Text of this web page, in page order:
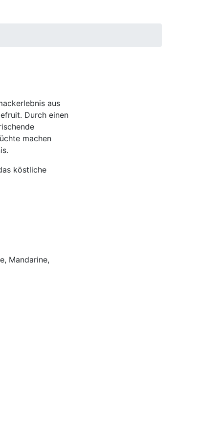
aus
Durch einen
machen
köstliche
Mandarine,